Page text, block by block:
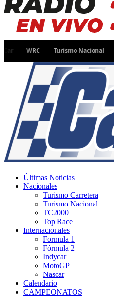
WRC Turismo Nacional TC2000
Últimas Noticias
Nacionales
Turismo Carretera
Turismo Nacional
TC2000
Top Race
Internacionales
Formula 1
Fórmula 2
Indycar
MotoGP
Nascar
Calendario
CAMPEONATOS